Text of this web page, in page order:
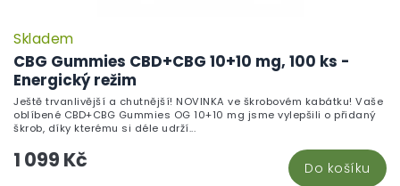
CBG Gummies CBD+CBG 10+10 mg, 100 ks -
Energický režim
Skladem
1 099 Kč Do košíku
Ještě trvanlivější a chutnější! NOVINKA ve škrobovém kabátku! Vaše
oblíbené CBD+CBG Gummies OG 10+10 mg jsme vylepšili o přidaný
škrob, díky kterému si déle udrží...